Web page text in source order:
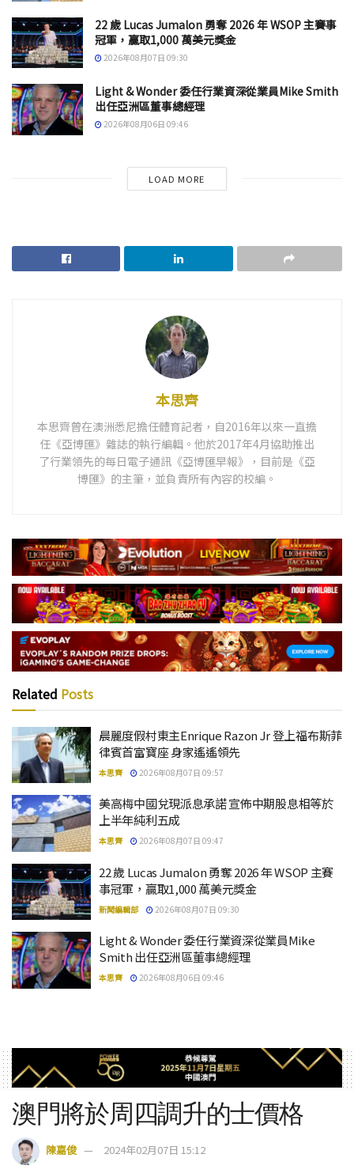
22 歲 Lucas Jumalon 勇奪 2026 年 WSOP 主賽事
冠軍，贏取1,000 萬美元獎金
2026年08月07日 09:30
Light & Wonder 委任行業資深從業員Mike Smith
出任亞洲區董事總經理
2026年08月06日 09:46
LOAD MORE
本思齊
本思齊曾在澳洲悉尼擔任體育記者，自2016年以來一直擔
任《亞博匯》雜誌的執行編輯。他於2017年4月協助推出
了行業領先的每日電子通訊《亞博匯早報》，目前是《亞
博匯》的主筆，並負責所有內容的校編。
Related Posts
晨麗度假村東主Enrique Razon Jr 登上福布斯菲
律賓首富寶座 身家遙遙領先
本思齊 2026年08月07日 09:57
美高梅中國兌現派息承諾 宣佈中期股息相等於
上半年純利五成
本思齊 2026年08月07日 09:47
22 歲 Lucas Jumalon 勇奪 2026 年 WSOP 主賽
事冠軍，贏取1,000 萬美元獎金
新聞編輯部 2026年08月07日 09:30
Light & Wonder 委任行業資深從業員Mike
Smith 出任亞洲區董事總經理
本思齊 2026年08月06日 09:46
澳門將於周四調升的士價格
陳嘉俊 2024年02月07日 15:12